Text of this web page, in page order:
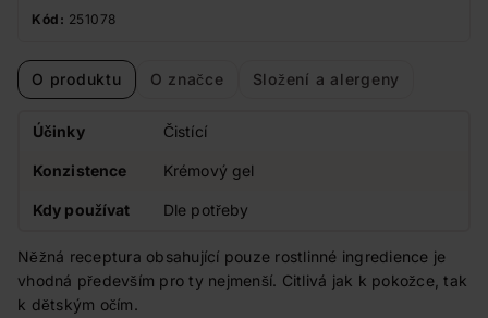
Kód: 251078
O produktu O značce Složení a alergeny
Účinky Čistící
Konzistence Krémový gel
Kdy používat Dle potřeby
Něžná receptura obsahující pouze rostlinné ingredience je
vhodná především pro ty nejmenší. Citlivá jak k pokožce, tak
k dětským očím.